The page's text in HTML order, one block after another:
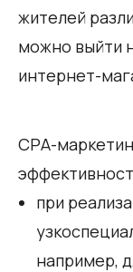
жителей
можно выйти
интернет-
СРА-
при
например,